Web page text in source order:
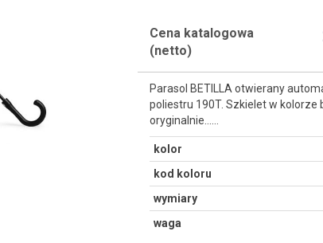
Cena katalogowa
(netto)
Parasol BETILLA otwierany
poliestru 190T. Szkielet w kolorze
oryginalnie...…
kolor
kod koloru
wymiary
waga